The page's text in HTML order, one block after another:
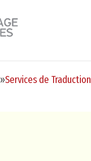
»Services de Traduction